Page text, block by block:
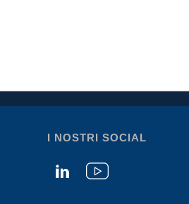
I NOSTRI SOCIAL